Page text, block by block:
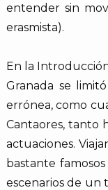
entender sin
erasmista).
En la
Granada se
errónea, como
Cantaores, tanto
actuaciones.
bastante
escenarios de un